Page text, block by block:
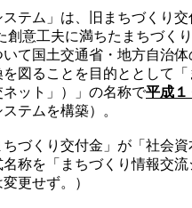
ステム」は、旧まちづくり
創意工夫に満ちたまちづく
て国土交通省・地方自治
図ることを目的ととして
ット」）」の名称で平成１
テムを構築）。
ちづくり交付金」が「社会
称を「まちづくり情報交
変更せず。）